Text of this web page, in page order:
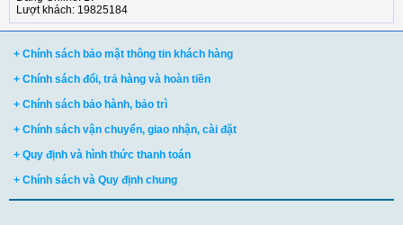
Lượt khách: 19825184
+ Chính sách bảo mật thông tin khách hàng
+ Chính sách đổi, trả hàng và hoàn tiền
+ Chính sách bảo hành, bảo trì
+ Chính sách vận chuyển, giao nhận, cài đặt
+ Quy định và hình thức thanh toán
+ Chính sách và Quy định chung